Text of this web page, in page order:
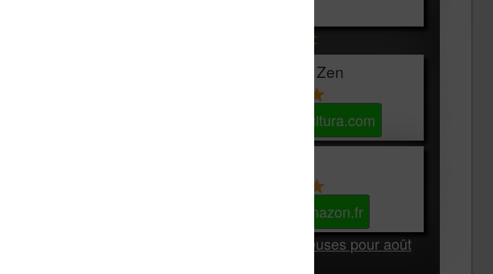
Les accessibles :
Vivlio Light Zen
Voir sur Cultura.com
Voir sur Amazon.fr
Les Meilleures liseuses pour août